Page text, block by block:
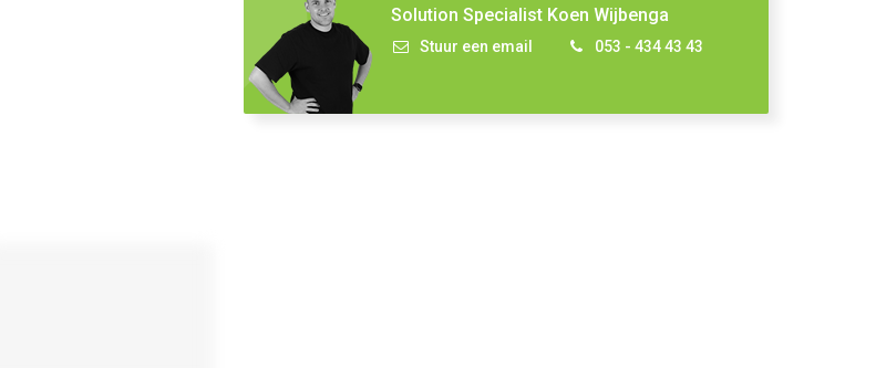
Solution Specialist Koen Wijbenga
Stuur een email 053 - 434 43 43